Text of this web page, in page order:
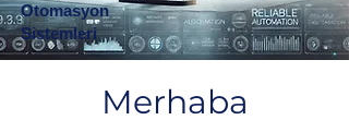
Otomasyon
Sistemleri
Merhaba